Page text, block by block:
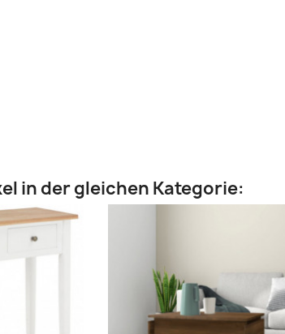
in der gleichen Kategorie: